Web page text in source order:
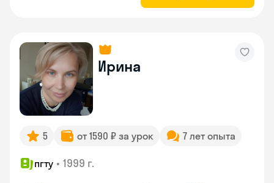
Ирина
5 от 1590 ₽ за урок 7 лет опыта
пгту • 1999 г.